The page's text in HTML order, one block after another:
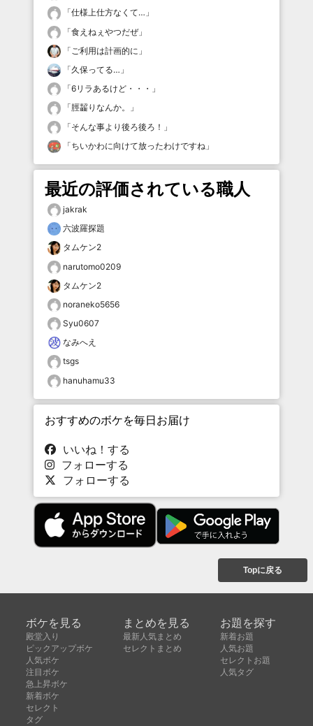
「仕様上仕方なくて… 」
「食えねぇやつだぜ」
「 ご利用は計画的に 」
「久保ってる… 」
「6リラあるけど・・・ 」
「脛齧りなんか。
」
「そんな事より後ろ後ろ！ 」
「ちいかわに向けて放ったわけですね 」
最近の評価されている職人
jakrak
六波羅探題
タムケン2
narutomo0209
タムケン2
noraneko5656
Syu0607
なみへえ
tsgs
hanuhamu33
おすすめのボケを毎日お届け
いいね！する
フォローする
フォローする
Topに戻る
ボケを見る
殿堂入り
ピックアップボケ
人気ボケ
注目ボケ
急上昇ボケ
新着ボケ
セレクト
タグ
まとめを見る
最新人気まとめ
セレクトまとめ
お題を探す
新着お題
人気お題
セレクトお題
人気タグ